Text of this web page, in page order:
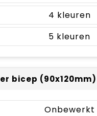
4
5
bicep (90x120mm)
Onbewerkt